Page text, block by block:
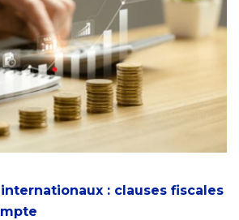
: clauses fiscales